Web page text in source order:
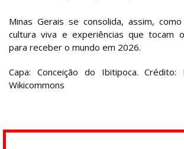
Minas Gerais se consolida, assim,
cultura viva e experiências que tocam
para receber o mundo em 2026.
Capa: Conceição do Ibitipoca.
Wikicommons